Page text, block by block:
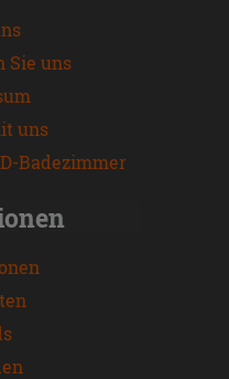
Sie uns
uns
Badezimmer